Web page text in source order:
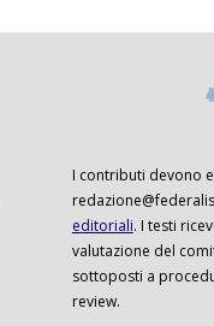
I contributi devono
editoriali. I testi
valutazione del
sottoposti a
review.